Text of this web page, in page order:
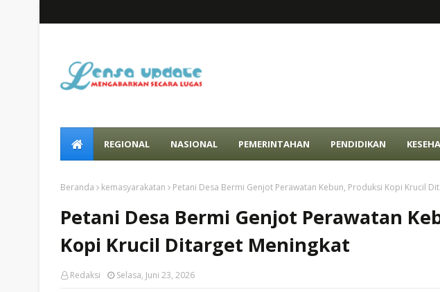
REGIONAL NASIONAL PEMERINTAHAN PENDIDIKAN
Beranda kemasyarakatan Petani Desa Bermi Genjot Perawatan Kebun, Produksi Kopi Krucil
Petani Desa Bermi Genjot Perawatan
Kopi Krucil Ditarget Meningkat
Redaksi Selasa, Juni 23, 2026